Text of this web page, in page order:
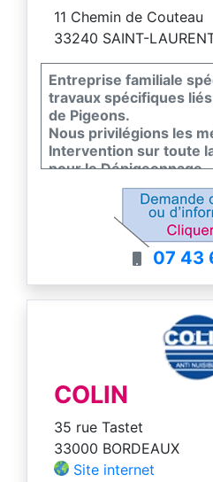
11 Chemin de Couteau
33240 SAINT-
Entreprise familiale
travaux spécifiques
de Pigeons.
Nous privilégions les
Intervention sur toute
pour le Dépigeonnage.
Méthodes variées :
Filets, Pics, Laser,
Nettoyage et
07 43
COLIN
35 rue Tastet
33000 BORDEAUX
Site internet